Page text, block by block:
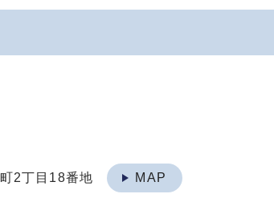
町2丁目18番地 MAP